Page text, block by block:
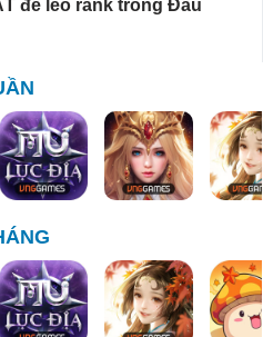
để leo rank trong Đấu